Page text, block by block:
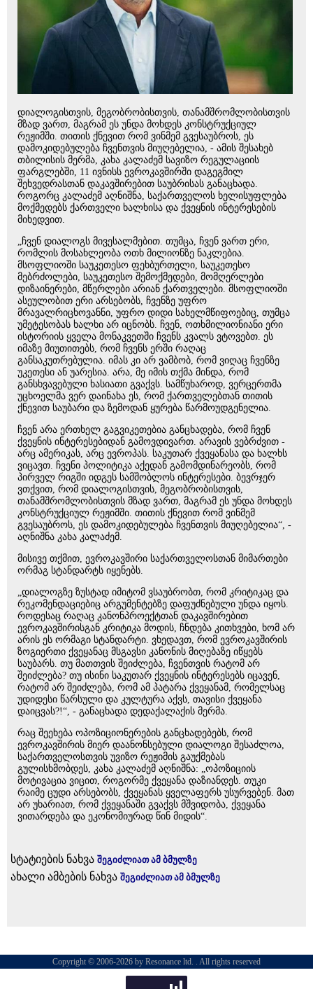
დიალოგისთვის, მეგობრობისთვის, თანამშრომლობისთვის
მზად ვართ, მაგრამ ეს უნდა მოხდეს კონსტრუქციულ
რეჟიმში. თითის ქნევით რომ ვინმემ გვესაუბროს, ეს
დამოკიდებულება ჩვენთვის მიუღებელია, - ამის შესახებ
თბილისის მერმა, კახა კალაძემ სავიზო რეგულაციის
ფარგლებში, 11 ივნისს ევროკავშირში დაგეგმილ
შეხვედრასთან დაკავშირებით საუბრისას განაცხადა.
როგორც კალაძემ აღნიშნა, საქართველოს ხელისუფლება
მოქმედებს ქართველი ხალხისა და ქვეყნის ინტერესების
მიხედვით.
„ჩვენ დიალოგს მივესალმებით. თუმცა, ჩვენ ვართ ერი,
რომლის მოსახლეობა ოთხ მილიონზე ნაკლებია.
მსოფლიოში საუკეთესო ფეხბურთელი, საუკეთესო
მებრძოლები, საუკეთესო შემოქმედები, მომღერლები
დიზაინერები, მწერლები არიან ქართველები. მსოფლიოში
ასეულობით ერი არსებობს, ჩვენზე უფრო
მრავალრიცხოვანნი, უფრო დიდი სახელმწიფოებიც, თუმცა
უმეტესობას ხალხი არ იცნობს. ჩვენ, ოთხმილიონიანი ერი
ისტორიის ყველა მონაკვეთში ჩვენს კვალს ვტოვებთ. ეს
იმაზე მიუთითებს, რომ ჩვენს ერში რაღაც
განსაკუთრებულია. იმას კი არ ვამბობ, რომ ვიღაც ჩვენზე
უკეთესი ან უარესია. არა, მე იმის თქმა მინდა, რომ
განსხვავებული ხასიათი გვაქვს. სამწუხაროდ, ვერცერთმა
უცხოელმა ვერ დაინახა ეს, რომ ქართველებთან თითის
ქნევით საუბარი და ზემოდან ყურება წარმოუდგენელია.
ჩვენ არა ერთხელ გაგვიკეთებია განცხადება, რომ ჩვენ
ქვეყნის ინტერესებიდან გამოვდივართ. არავის ვებრძვით -
არც ამერიკას, არც ევროპას. საკუთარ ქვეყანასა და ხალხს
ვიცავთ. ჩვენი პოლიტიკა აქედან გამომდინარეობს, რომ
პირველ რიგში იდგეს სამშობლოს ინტერესები. ბევრჯერ
ვთქვით, რომ დიალოგისთვის, მეგობრობისთვის,
თანამშრომლობისთვის მზად ვართ, მაგრამ ეს უნდა მოხდეს
კონსტრუქციულ რეჟიმში. თითის ქნევით რომ ვინმემ
გვესაუბროს, ეს დამოკიდებულება ჩვენთვის მიუღებელია“, -
აღნიშნა კახა კალაძემ.
მისივე თქმით, ევროკავშირი საქართველოსთან მიმართები
ორმაგ სტანდარტს იყენებს.
„დიალოგზე ზუსტად იმიტომ ვსაუბრობთ, რომ კრიტიკაც და
რეკომენდაციებიც არგუმენტებზე დაფუძნებული უნდა იყოს.
როდესაც რაღაც კანონპროექტთან დაკავშირებით
ევროკავშირისგან კრიტიკა მოდის, ჩნდება კითხვები, ხომ არ
არის ეს ორმაგი სტანდარტი. ვხედავთ, რომ ევროკავშირის
ზოგიერთი ქვეყანაც მსგავსი კანონის მიღებაზე იწყებს
საუბარს. თუ მათთვის შეიძლება, ჩვენთვის რატომ არ
შეიძლება? თუ ისინი საკუთარ ქვეყნის ინტერესებს იცავენ,
რატომ არ შეიძლება, რომ ამ პატარა ქვეყანამ, რომელსაც
უდიდესი წარსული და კულტურა აქვს, თავისი ქვეყანა
დაიცვას?!“, - განაცხადა დედაქალაქის მერმა.
რაც შეეხება ოპოზიციონერების განცხადებებს, რომ
ევროკავშირის მიერ დაანონსებული დიალოგი შესაძლოა,
საქართველოსთვის უვიზო რეჟიმის გაუქმებას
გულისხმობდეს, კახა კალაძემ აღნიშნა: „ოპოზიციის
მოტივაცია ვიცით, როგორმე ქვეყანა დაზიანდეს. თუკი
რაიმე ცუდი არსებობს, ქვეყანას ყველაფერს უსურვებენ. მათ
არ უხარიათ, რომ ქვეყანაში გვაქვს მშვიდობა, ქვეყანა
ვითარდება და ეკონომიურად წინ მიდის“.
სტატიების ნახვა შეგიძლიათ ამ ბმულზე
ახალი ამბების ნახვა შეგიძლიათ ამ ბმულზე
Copyright © 2006-2026 by Resonance ltd. . All rights reserved